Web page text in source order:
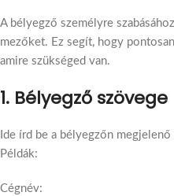
A bélyegző személyre
mezőket. Ez segít, hogy
amire szükséged van.
1. Bélyegző szövege
Ide írd be a bélyegzőn
Példák:
Cégnév: